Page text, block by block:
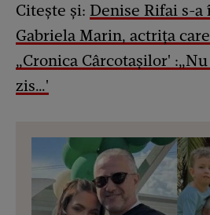
Citește și: Denise Rifai s-
Gabriela Marin, actrița
„Cronica Cârcotașilor'
zis…'